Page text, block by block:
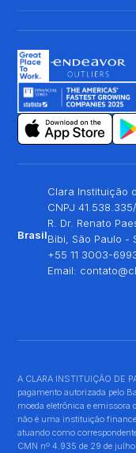
Brasil
Clara Instituição
CNPJ
R. Dr. Renato
Bibi, São Paulo -
+55 11 3003-
Email:
A CLARA INSTITUIÇÃO DE
pagamento autorizada pelo
moeda eletrônica e emissora
não é uma instituição
atuando como
CMN nº 4.935 de 29 de